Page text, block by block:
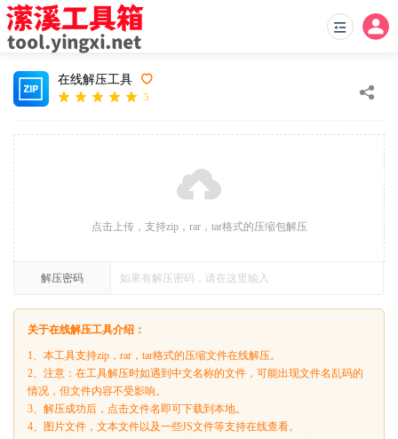
在线解压工具
5
点击上传，支持zip，rar，tar格式的压缩包解压
解压密码
关于在线解压工具介绍：
1、本工具支持zip，rar，tar格式的压缩文件在线解压。
2、注意：在工具解压时如遇到中文名称的文件，可能出现文件名乱码的
情况，但文件内容不受影响。
3、解压成功后，点击文件名即可下载到本地。
4、图片文件，文本文件以及一些JS文件等支持在线查看。